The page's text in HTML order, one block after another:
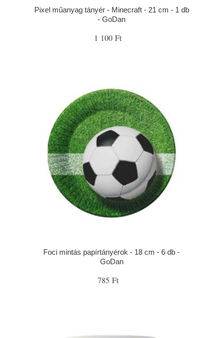
Pixel műanyag tányér - Minecraft - 21 cm - 1 db
- GoDan
1 100 Ft
Foci mintás papírtányérok - 18 cm - 6 db -
GoDan
785 Ft